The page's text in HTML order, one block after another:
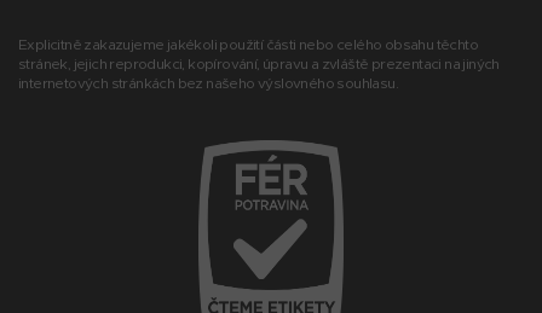
Explicitně zakazujeme jakékoli použití části nebo celého obsahu těchto
stránek, jejich reprodukci, kopírování, úpravu a zvláště prezentaci na jiných
internetových stránkách bez našeho výslovného souhlasu.